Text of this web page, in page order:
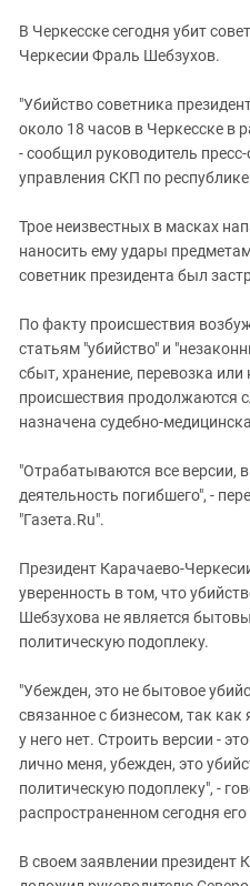
Ингушетия
Калмыкия
Карачаево-Черкесия
Краснодарский край
Нагорный Карабах
Российская Федерация
Северная Осетия - Алания
СКФО
Ставропольский край
Чечня
Южная Осетия
Южный Кавказ
В Черкесске сегодня убит
Черкесии Фраль Шебзухов.
"Убийство советника
около 18 часов в Черкесске в
- сообщил руководитель
управления СКП по
Трое неизвестных в масках
наносить ему удары
советник президента был
По факту происшествия
статьям "убийство" и
сбыт, хранение, перевозка
происшествия продолжаются
назначена судебно-
"Отрабатываются все версии,
деятельность погибшего", -
"Газета.Ru".
Президент Карачаево-
уверенность в том, что
Шебзухова не является
политическую подоплеку.
"Убежден, это не бытовое
связанное с бизнесом, так как
у него нет. Строить версии -
лично меня, убежден, это
политическую подоплеку", -
распространенном сегодня
В своем заявлении президент